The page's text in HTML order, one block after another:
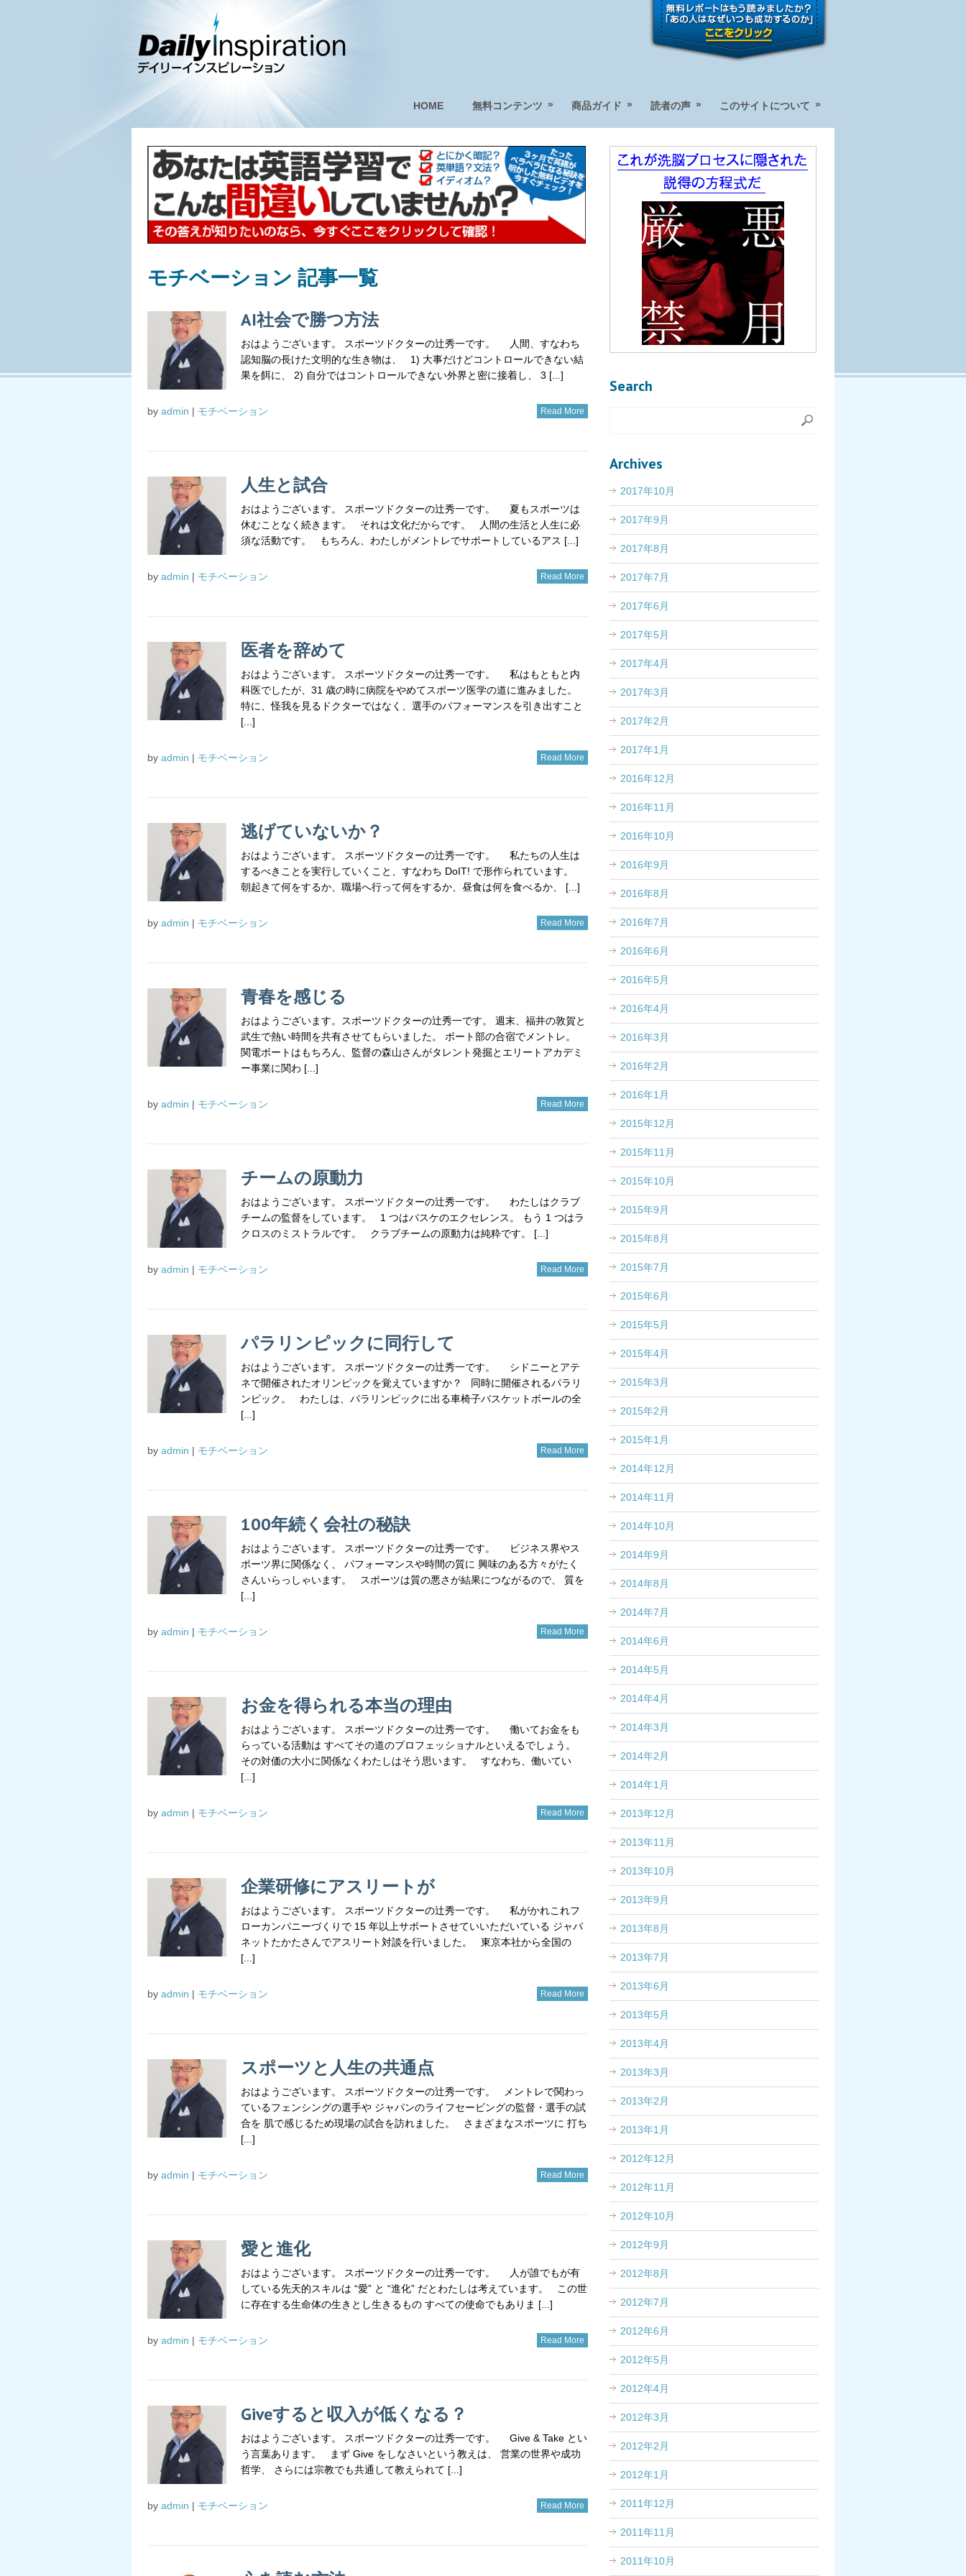
HOME 無料コンテンツ » 商品ガイド » 読者の声 » このサイトについて »
モチベーション 記事一覧
AI社会で勝つ方法
おはようございます。 スポーツドクターの辻秀一です。 人間、すなわち
認知脳の長けた文明的な生き物は、 1) 大事だけどコントロールできない結
果を餌に、 2) 自分ではコントロールできない外界と密に接着し、 3 [...]
by admin | モチベーション Read More
人生と試合
おはようございます。 スポーツドクターの辻秀一です。 夏もスポーツは
休むことなく続きます。 それは文化だからです。 人間の生活と人生に必
須な活動です。 もちろん、わたしがメントレでサポートしているアス [...]
by admin | モチベーション Read More
医者を辞めて
おはようございます。 スポーツドクターの辻秀一です。 私はもともと内
科医でしたが、31 歳の時に病院をやめてスポーツ医学の道に進みました。
特に、怪我を見るドクターではなく、選手のパフォーマンスを引き出すこと
[...]
by admin | モチベーション Read More
逃げていないか？
おはようございます。 スポーツドクターの辻秀一です。 私たちの人生は
するべきことを実行していくこと、すなわち DoIT! で形作られています。
朝起きて何をするか、職場へ行って何をするか、昼食は何を食べるか、 [...]
by admin | モチベーション Read More
青春を感じる
おはようございます。スポーツドクターの辻秀一です。 週末、福井の敦賀と
武生で熱い時間を共有させてもらいました。 ボート部の合宿でメントレ。
関電ボートはもちろん、監督の森山さんがタレント発掘とエリートアカデミ
ー事業に関わ [...]
by admin | モチベーション Read More
チームの原動力
おはようございます。 スポーツドクターの辻秀一です。 わたしはクラブ
チームの監督をしています。 1 つはバスケのエクセレンス。 もう 1 つはラ
クロスのミストラルです。 クラブチームの原動力は純粋です。 [...]
by admin | モチベーション Read More
パラリンピックに同行して
おはようございます。 スポーツドクターの辻秀一です。 シドニーとアテ
ネで開催されたオリンピックを覚えていますか？ 同時に開催されるパラリ
ンピック。 わたしは、パラリンピックに出る車椅子バスケットボールの全
[...]
by admin | モチベーション Read More
100年続く会社の秘訣
おはようございます。 スポーツドクターの辻秀一です。 ビジネス界やス
ポーツ界に関係なく、 パフォーマンスや時間の質に 興味のある方々がたく
さんいらっしゃいます。 スポーツは質の悪さが結果につながるので、 質を
[...]
by admin | モチベーション Read More
お金を得られる本当の理由
おはようございます。 スポーツドクターの辻秀一です。 働いてお金をも
らっている活動は すべてその道のプロフェッショナルといえるでしょう。
その対価の大小に関係なくわたしはそう思います。 すなわち、働いてい
[...]
by admin | モチベーション Read More
企業研修にアスリートが
おはようございます。 スポーツドクターの辻秀一です。 私がかれこれフ
ローカンパニーづくりで 15 年以上サポートさせていいただいている ジャパ
ネットたかたさんでアスリート対談を行いました。 東京本社から全国の
[...]
by admin | モチベーション Read More
スポーツと人生の共通点
おはようございます。 スポーツドクターの辻秀一です。 メントレで関わっ
ているフェンシングの選手や ジャパンのライフセービングの監督・選手の試
合を 肌で感じるため現場の試合を訪れました。 さまざまなスポーツに 打ち
[...]
by admin | モチベーション Read More
愛と進化
おはようございます。 スポーツドクターの辻秀一です。 人が誰でもが有
している先天的スキルは “愛” と “進化” だとわたしは考えています。 この世
に存在する生命体の生きとし生きるもの すべての使命でもありま [...]
by admin | モチベーション Read More
Giveすると収入が低くなる？
おはようございます。 スポーツドクターの辻秀一です。 Give & Take とい
う言葉あります。 まず Give をしなさいという教えは、 営業の世界や成功
哲学、 さらには宗教でも共通して教えられて [...]
by admin | モチベーション Read More
Search
Archives
2017年10月
2017年9月
2017年8月
2017年7月
2017年6月
2017年5月
2017年4月
2017年3月
2017年2月
2017年1月
2016年12月
2016年11月
2016年10月
2016年9月
2016年8月
2016年7月
2016年6月
2016年5月
2016年4月
2016年3月
2016年2月
2016年1月
2015年12月
2015年11月
2015年10月
2015年9月
2015年8月
2015年7月
2015年6月
2015年5月
2015年4月
2015年3月
2015年2月
2015年1月
2014年12月
2014年11月
2014年10月
2014年9月
2014年8月
2014年7月
2014年6月
2014年5月
2014年4月
2014年3月
2014年2月
2014年1月
2013年12月
2013年11月
2013年10月
2013年9月
2013年8月
2013年7月
2013年6月
2013年5月
2013年4月
2013年3月
2013年2月
2013年1月
2012年12月
2012年11月
2012年10月
2012年9月
2012年8月
2012年7月
2012年6月
2012年5月
2012年4月
2012年3月
2012年2月
2012年1月
2011年12月
2011年11月
2011年10月